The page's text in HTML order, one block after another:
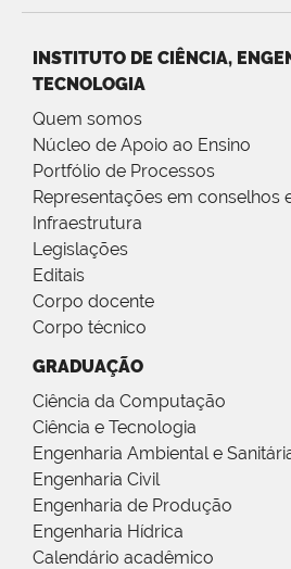
INSTITUTO DE CIÊNCIA,
TECNOLOGIA
Quem somos
Núcleo de Apoio ao Ensino
Portfólio de Processos
Representações em conselhos
Infraestrutura
Legislações
Editais
Corpo docente
Corpo técnico
GRADUAÇÃO
Ciência da Computação
Ciência e Tecnologia
Engenharia Ambiental e
Engenharia Civil
Engenharia de Produção
Engenharia Hídrica
Calendário acadêmico